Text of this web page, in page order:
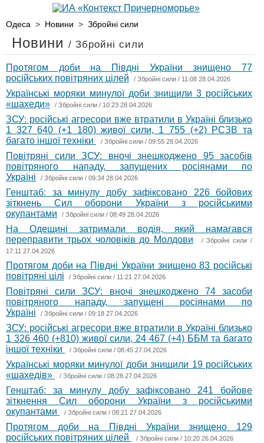
Одеса > Новини > Збройні сили
Новини / Збройні сили
Протягом доби на Півдні України знищено 77
російських повітряних цілей
/ Збройні сили / 11:08 28.04.2026
Українські моряки минулої доби знищили 3 російських
«шахеди»
/ Збройні сили / 10:23 28.04.2026
ЗСУ: російські агресори вже втратили в Україні близько
1 327 640 (+1 180) живої сили, 1 755 (+2) РСЗВ та
багато іншої техніки
/ Збройні сили / 09:55 28.04.2026
Повітряні сили ЗСУ: вночі знешкоджено 95 засобів
повітряного нападу, запущених росіянами по
Україні
/ Збройні сили / 09:34 28.04.2026
Генштаб: за минулу добу зафіксовано 226 бойових
зіткнень Сил оборони України з російськими
окупантами
/ Збройні сили / 08:49 28.04.2026
На Одещині затримали водія, який намагався
переправити трьох чоловіків до Молдови
/Збройні сили /
17:11 27.04.2026
Протягом доби на Півдні України знищено 83 російські
повітряні цілі
/ Збройні сили / 11:21 27.04.2026
Повітряні сили ЗСУ: вночі знешкоджено 74 засоби
повітряного нападу, запущені росіянами по
Україні
/ Збройні сили / 09:18 27.04.2026
ЗСУ: російські агресори вже втратили в Україні близько
1 326 460 (+810) живої сили, 24 467 (+4) ББМ та багато
іншої техніки
/ Збройні сили / 08:45 27.04.2026
Українські моряки минулої доби знищили 19 російських
«шахедів»
/ Збройні сили / 08:28 27.04.2026
Генштаб: за минулу добу зафіксовано 241 бойове
зіткнення Сил оборони України з російськими
окупантами
/ Збройні сили / 08:21 27.04.2026
Протягом доби на Півдні України знищено 129
російських повітряних цілей
/ Збройні сили / 10:20 26.04.2026